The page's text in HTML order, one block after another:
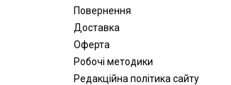
Повернення
Доставка
Оферта
Робочі методики
Редакційна політика сайту